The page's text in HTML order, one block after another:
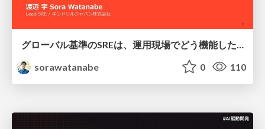
sorawatanabe
0 110